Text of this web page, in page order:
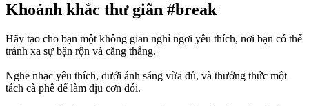
Khoảnh khắc thư giãn #break
Hãy tạo cho bạn một không gian nghỉ ngơi yêu thích, nơi bạn có thể
tránh xa sự bận rộn và căng thẳng.
Nghe nhạc yêu thích, dưới ánh sáng vừa đủ, và thưởng thức một
tách cà phê để làm dịu cơn đói.